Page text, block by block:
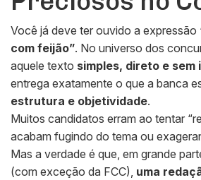
Você já deve ter ouvido a expressão
com feijão”. No universo dos
aquele texto simples, direto e sem
entrega exatamente o que a banca
estrutura e objetividade.
Muitos candidatos erram ao tentar
acabam fugindo do tema ou
Mas a verdade é que, em grande
(com exceção da FCC), uma